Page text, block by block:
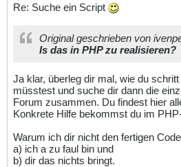
Re: Suche ein Script
Original geschrieben von
Is das in PHP zu realisieren?
Ja klar, überleg dir mal, wie du
müsstest und suche dir dann die
Forum zusammen. Du findest hier
Konkrete Hilfe bekommst du im
Warum ich dir nicht den fertigen
a) ich a zu faul bin und
b) dir das nichts bringt.